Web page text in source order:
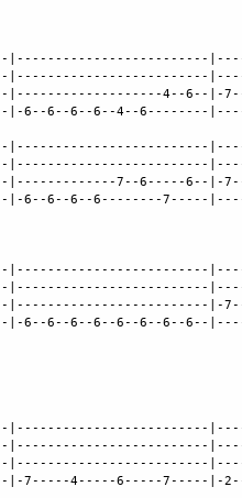
|-------------------------
|-------------------------
4--6--|-7--
4--|-6--6--6--6--4--
|-------------------------
|-------------------------
7--6-----6--|-7--
4--|-6--6--6--6--------
|-------------------------
|-------------------------
|-7--
|-6--6--6--6--6--6--6--
|-------------------------
|-------------------------
|-------------------------
7-----4-----6-----7-----|-